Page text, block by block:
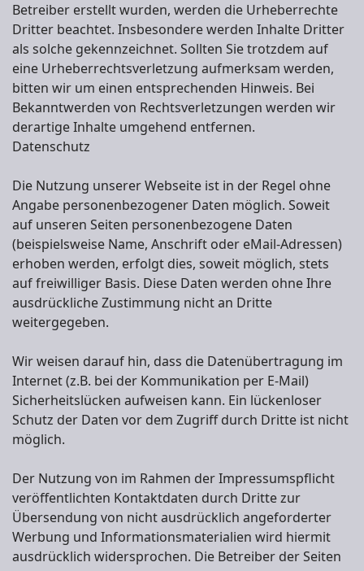
Betreiber erstellt wurden, werden die Urheberrechte
Dritter beachtet. Insbesondere werden Inhalte Dritter
als solche gekennzeichnet. Sollten Sie trotzdem auf
eine Urheberrechtsverletzung aufmerksam werden,
bitten wir um einen entsprechenden Hinweis. Bei
Bekanntwerden von Rechtsverletzungen werden wir
derartige Inhalte umgehend entfernen.
Datenschutz
Die Nutzung unserer Webseite ist in der Regel ohne
Angabe personenbezogener Daten möglich. Soweit
auf unseren Seiten personenbezogene Daten
(beispielsweise Name, Anschrift oder eMail-Adressen)
erhoben werden, erfolgt dies, soweit möglich, stets
auf freiwilliger Basis. Diese Daten werden ohne Ihre
ausdrückliche Zustimmung nicht an Dritte
weitergegeben.
Wir weisen darauf hin, dass die Datenübertragung im
Internet (z.B. bei der Kommunikation per E-Mail)
Sicherheitslücken aufweisen kann. Ein lückenloser
Schutz der Daten vor dem Zugriff durch Dritte ist nicht
möglich.
Der Nutzung von im Rahmen der Impressumspflicht
veröffentlichten Kontaktdaten durch Dritte zur
Übersendung von nicht ausdrücklich angeforderter
Werbung und Informationsmaterialien wird hiermit
ausdrücklich widersprochen. Die Betreiber der Seiten